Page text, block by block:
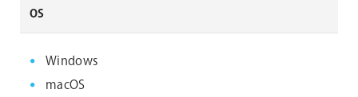
OS
Windows
macOS